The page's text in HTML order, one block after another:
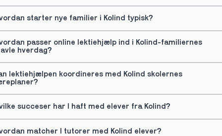
starter nye familier i Kolind typisk?
passer online lektiehjælp ind i Kolind-familiernes
hverdag?
lektiehjælpen koordineres med Kolind skolernes
succeser har I haft med elever fra Kolind?
matcher I tutorer med Kolind elever?